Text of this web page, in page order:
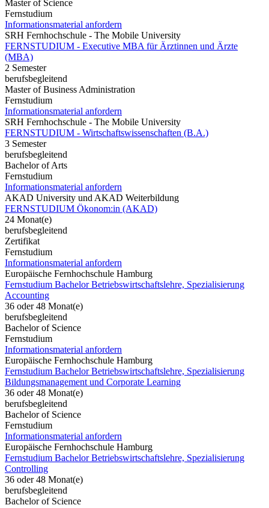
Master of Science
Fernstudium
Informationsmaterial anfordern
SRH Fernhochschule - The Mobile University
FERNSTUDIUM - Executive MBA für Ärztinnen und Ärzte
(MBA)
2 Semester
berufsbegleitend
Master of Business Administration
Fernstudium
Informationsmaterial anfordern
SRH Fernhochschule - The Mobile University
FERNSTUDIUM - Wirtschaftswissenschaften (B.A.)
3 Semester
berufsbegleitend
Bachelor of Arts
Fernstudium
Informationsmaterial anfordern
AKAD University und AKAD Weiterbildung
FERNSTUDIUM Ökonom:in (AKAD)
24 Monat(e)
berufsbegleitend
Zertifikat
Fernstudium
Informationsmaterial anfordern
Europäische Fernhochschule Hamburg
Fernstudium Bachelor Betriebswirtschaftslehre, Spezialisierung
Accounting
36 oder 48 Monat(e)
berufsbegleitend
Bachelor of Science
Fernstudium
Informationsmaterial anfordern
Europäische Fernhochschule Hamburg
Fernstudium Bachelor Betriebswirtschaftslehre, Spezialisierung
Bildungsmanagement und Corporate Learning
36 oder 48 Monat(e)
berufsbegleitend
Bachelor of Science
Fernstudium
Informationsmaterial anfordern
Europäische Fernhochschule Hamburg
Fernstudium Bachelor Betriebswirtschaftslehre, Spezialisierung
Controlling
36 oder 48 Monat(e)
berufsbegleitend
Bachelor of Science